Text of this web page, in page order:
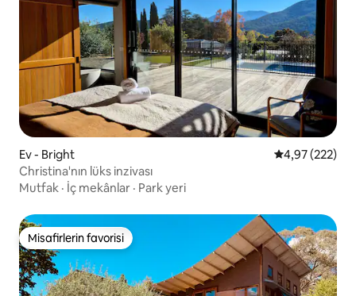
Ev - Bright 5 üzerinden
4,97 (222)
Christina'nın lüks inzivası
Mutfak · İç mekânlar · Park yeri
Misafirlerin favorisi
Misafirlerin favorisi